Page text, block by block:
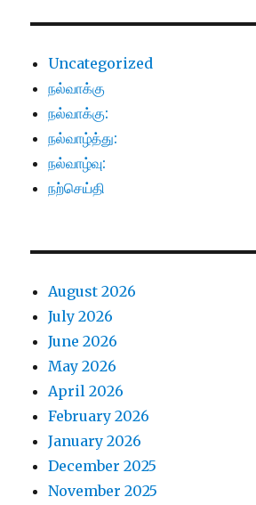
Uncategorized
நல்வாக்கு
நல்வாக்கு:
நல்வாழ்த்து:
நல்வாழ்வு:
நற்செய்தி
August 2026
July 2026
June 2026
May 2026
April 2026
February 2026
January 2026
December 2025
November 2025